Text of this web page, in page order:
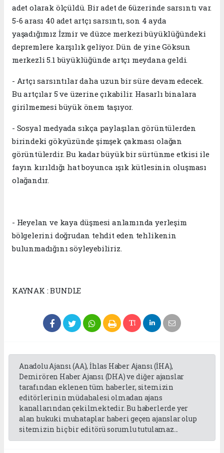
adet olarak ölçüldü. Bir adet de 6üzerinde sarsıntı var.
5-6 arası 40 adet artçı sarsıntı, son 4 ayda
yaşadığımız İzmir ve düzce merkezi büyüklüğündeki
depremlere karşılık geliyor. Dün de yine Göksun
merkezli 5.1 büyüklüğünde artçı meydana geldi.
- Artçı sarsıntılar daha uzun bir süre devam edecek.
Bu artçılar 5 ve üzerine çıkabilir. Hasarlı binalara
girilmemesi büyük önem taşıyor.
- Sosyal medyada sıkça paylaşılan görüntülerden
birindeki gökyüzünde şimşek çakması olağan
görüntülerdir. Bu kadar büyük bir sürtünme etkisi ile
fayın kırıldığı hat boyunca ışık kütlesinin oluşması
olağandır.
- Heyelan ve kaya düşmesi anlamında yerleşim
bölgelerini doğrudan tehdit eden tehlikenin
bulunmadığını söyleyebiliriz.
KAYNAK : BUNDLE
Anadolu Ajansı (AA), İhlas Haber Ajansı (İHA),
Demirören Haber Ajansı (DHA) ve diğer ajanslar
tarafından eklenen tüm haberler, sitemizin
editörlerinin müdahalesi olmadan ajans
kanallarından çekilmektedir. Bu haberlerde yer
alan hukuki muhataplar haberi geçen ajanslar olup
sitemizin hiç bir editörü sorumlu tutulamaz...